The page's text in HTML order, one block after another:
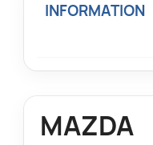
INFORMATION
MAZDA